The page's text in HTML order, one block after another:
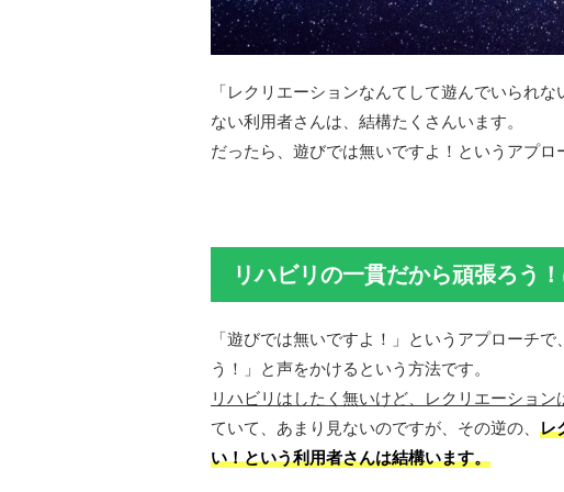
「レクリエーションなんてして遊んでいられ
ない利用者さんは、結構たくさんいます。
だったら、遊びでは無いですよ！というアプロ
リハビリの一貫だから頑張ろう
「遊びでは無いですよ！」というアプローチ
う！」と声をかけるという方法です。
リハビリはしたく無いけど、レクリエーション
ていて、あまり見ないのですが、その逆の、 レ
い！という利用者さんは結構います。